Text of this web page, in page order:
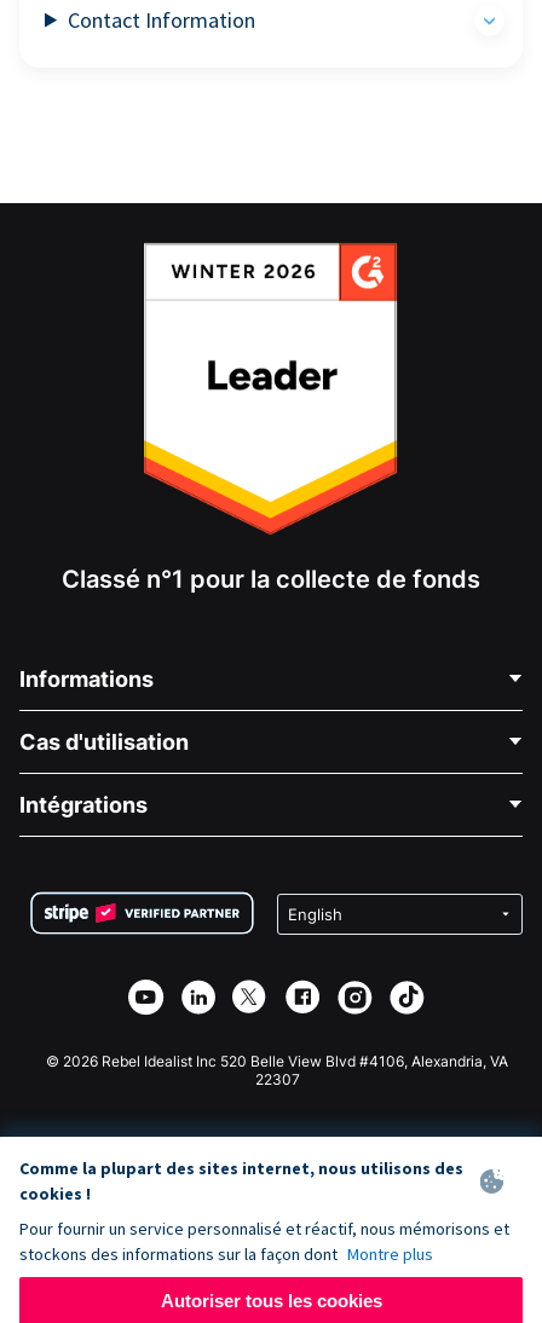
Contact Information
Classé n°1 pour la collecte de fonds
Informations
À propos de nous
Carrières
Confidentialité
Partenariat d'affiliation
Bibliothèque
Cas d'utilisation
Collecte de fonds médicale
Collecte de fonds caritative
Intégrations
Plugin de don Wix
Application de don Webflow
Don Joomla
© 2026 Rebel Idealist Inc 520 Belle View Blvd #4106, Alexandria, VA
22307
Comme la plupart des sites internet, nous utilisons des
cookies !
Pour fournir un service personnalisé et réactif, nous mémorisons et
stockons des informations sur la façon dont Montre plus
Autoriser tous les cookies